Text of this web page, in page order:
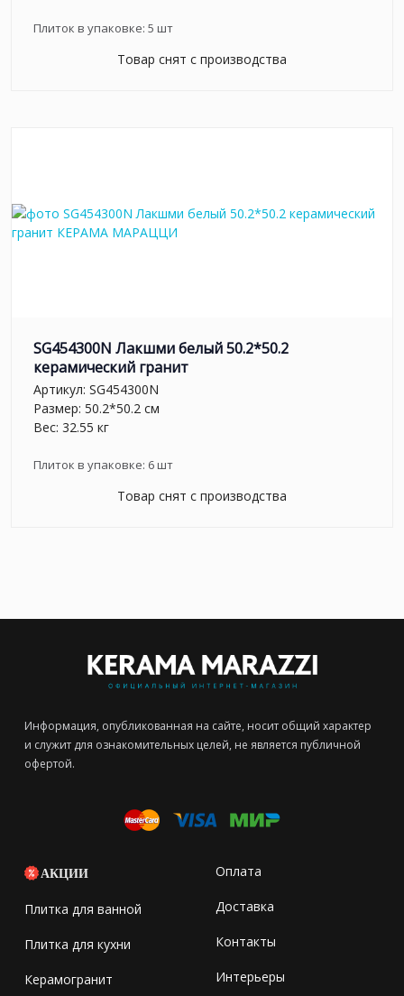
Плиток в упаковке: 5 шт
Товар снят с производства
SG454300N Лакшми белый 50.2*50.2
керамический гранит
Артикул: SG454300N
Размер: 50.2*50.2 см
Вес: 32.55 кг
Плиток в упаковке: 6шт
Товар снят с производства
Информация, опубликованная на сайте, носит общий характер
и служит для ознакомительных целей, не является публичной
офертой.
АКЦИИ
Плитка для ванной
Плитка для кухни
Керамогранит
Оплата
Доставка
Контакты
Интерьеры